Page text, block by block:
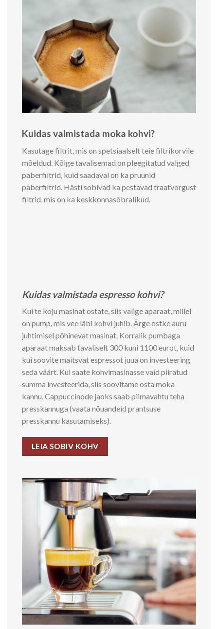
Kuidas valmistada moka kohvi?
Kasutage filtrit, mis on spetsiaalselt teie filtrikorvile
mõeldud. Kõige tavalisemad on pleegitatud valged
paberfiltrid, kuid saadaval on ka pruunid
paberfiltrid. Hästi sobivad ka pestavad traatvõrgust
filtrid, mis on ka keskkonnasõbralikud.
Kuidas valmistada espresso kohvi?
Kui te koju masinat ostate, siis valige aparaat, millel
on pump, mis vee läbi kohvi juhib. Ärge ostke auru
juhtimisel põhinevat masinat. Korralik pumbaga
aparaat maksab tavaliselt 300 kuni 1100 eurot, kuid
kui soovite maitsvat espressot juua on investeering
seda väärt. Kui saate kohvimasinasse vaid piiratud
summa investeerida, siis soovitame osta moka
kannu. Cappuccinode jaoks saab piimavahtu teha
presskannuga (vaata nõuandeid prantsuse
presskannu kasutamiseks).
LEIA SOBIV KOHV